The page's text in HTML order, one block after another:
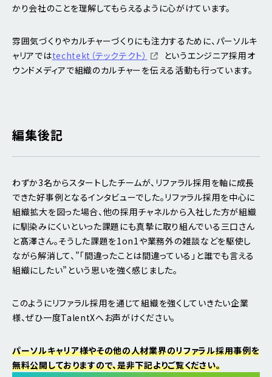
かり会社のことを理解してもらえるように心がけています。
雰囲気づくりやカルチャーづくりにも注力するために、パーソルキ
ャリアではtechtekt（テックテクト）
というエンジニア採用オ
ウンドメディアで組織のカルチャーを伝える活動も行っています。
編集後記
わずか3名からスタートしたチームが、リファラル採用を軸に成長
できた好事例となるインタビューでした。リファラル採用を中心に
組織拡大を図った場合、他の採用チャネルから入社した方が組織
に馴染みにくいといった課題にも真摯に取り組んでいる三口さん
と髙澤さん。そうした課題を1on1や業務外の雑談などを駆使し
ながら解消して、”「間違ったことは間違っている」と誰でも言える
組織にしたい”という思いを強く感じました。
このようにリファラル採用を通じて組織を強くしていきたい企業
様、ぜひ一度TalentXへお声がけください。
パーソルキャリア様やその他の人材業界のリファラル採用事例を
無料公開しておりますので、是非下記よりご覧ください。